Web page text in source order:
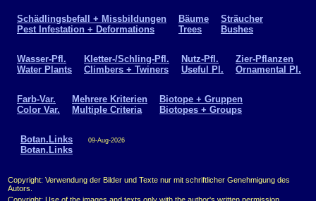
Schädlingsbefall + Missbildungen
Pest Infestation + Deformations
Bäume
Trees
Sträucher
Bushes
Wasser-Pfl.
Water Plants
Kletter-/Schling-Pfl.
Climbers + Twiners
Nutz-Pfl.
Useful Pl.
Zier-Pflanzen
Ornamental Pl.
Farb-Var.
Color Var.
Mehrere Kriterien
Multiple Criteria
Biotope + Gruppen
Biotopes + Groups
Botan.Links
Botan.Links
09-Aug-2026
Copyright: Verwendung der Bilder und Texte nur mit schriftlicher Genehmigung des
Autors.